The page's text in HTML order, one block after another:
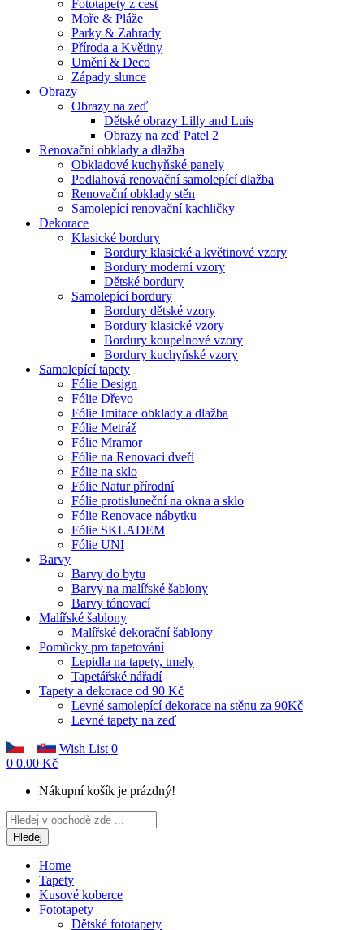
Fototapety z cest
Moře & Pláže
Parky & Zahrady
Příroda a Květiny
Umění & Deco
Západy slunce
Obrazy
Obrazy na zeď
Dětské obrazy Lilly and Luis
Obrazy na zeď Patel 2
Renovační obklady a dlažba
Obkladové kuchyňské panely
Podlahová renovační samolepící dlažba
Renovační obklady stěn
Samolepící renovační kachličky
Dekorace
Klasické bordury
Bordury klasické a květinové vzory
Bordury moderní vzory
Dětské bordury
Samolepící bordury
Bordury dětské vzory
Bordury klasické vzory
Bordury koupelnové vzory
Bordury kuchyňské vzory
Samolepící tapety
Fólie Design
Fólie Dřevo
Fólie Imitace obklady a dlažba
Fólie Metráž
Fólie Mramor
Fólie na Renovaci dveří
Fólie na sklo
Fólie Natur přírodní
Fólie protisluneční na okna a sklo
Fólie Renovace nábytku
Fólie SKLADEM
Fólie UNI
Barvy
Barvy do bytu
Barvy na malířské šablony
Barvy tónovací
Malířské šablony
Malířské dekorační šablony
Pomůcky pro tapetování
Lepidla na tapety, tmely
Tapetářské nářadí
Tapety a dekorace od 90 Kč
Levné samolepící dekorace na stěnu za 90Kč
Levné tapety na zeď
Wish List 0
0 0.00 Kč
Nákupní košík je prázdný!
Hledej
Home
Tapety
Kusové koberce
Fototapety
Dětské fototapety